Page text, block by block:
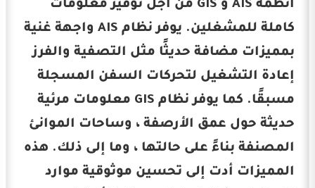
أنظمة AIS و GIS من أجل توفير معلومات
كاملة للمشغلين. يوفر نظام AIS واجهة غنية
بمميزات مضافة حديثًا مثل التصفية والفرز
إعادة التشغيل لتحركات السفن المسجلة
مسبقًا. كما يوفر نظام GIS معلومات مرئية
حديثة حول عمق الأرصفة ، وساحات الموانئ
المصنفة بناءً على حالتها ، وما إلى ذلك. هذه
المميزات أدت إلى تحسين موثوقية موارد